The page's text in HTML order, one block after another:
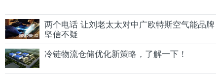
两个电话 让刘老太太对中广欧特斯空气能品牌
坚信不疑
冷链物流仓储优化新策略，了解一下！